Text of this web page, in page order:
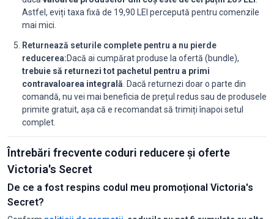
Astfel, eviți taxa fixă de 19,90 LEI percepută pentru comenzile
mai mici.
Returnează seturile complete pentru a nu pierde
reducerea:Dacă ai cumpărat produse la ofertă (bundle),
trebuie să returnezi tot pachetul pentru a primi
contravaloarea integrală . Dacă returnezi doar o parte din
comandă, nu vei mai beneficia de prețul redus sau de produsele
primite gratuit, așa că e recomandat să trimiți înapoi setul
complet.
Întrebări frecvente coduri reducere și oferte
Victoria's Secret
De ce a fost respins codul meu promoțional Victoria's
Secret?